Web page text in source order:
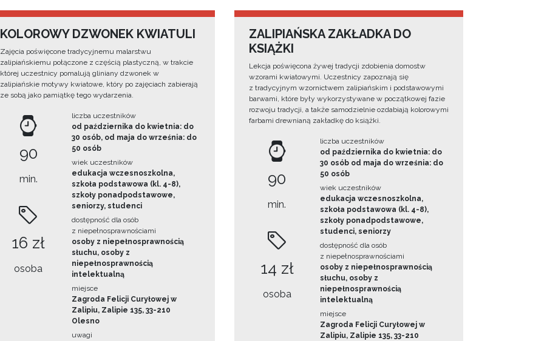
KOLOROWY DZWONEK KWIATULI
Zajęcia poświęcone tradycyjnemu malarstwu
zalipiańskiemu połączone z częścią plastyczną, w trakcie
której uczestnicy pomalują gliniany dzwonek w
zalipiańskie motywy kwiatowe, który po zajęciach zabierają
ze sobą jako pamiątkę tego wydarzenia.
90
min.
16 zł
osoba
liczba uczestników
od października do kwietnia: do
30 osób, od maja do września: do
50 osób
wiek uczestników
edukacja wczesnoszkolna,
szkoła podstawowa (kl. 4-8),
szkoły ponadpodstawowe,
seniorzy, studenci
dostępność dla osób
z niepełnosprawnościami
osoby z niepełnosprawnością
słuchu, osoby z
niepełnosprawnością
intelektualną
miejsce
Zagroda Felicji Curyłowej w
Zalipiu, Zalipie 135, 33-210
Olesno
uwagi
ZALIPIAŃSKA ZAKŁADKA DO
KSIĄŻKI
Lekcja poświęcona żywej tradycji zdobienia domostw
wzorami kwiatowymi. Uczestnicy zapoznają się
z tradycyjnym wzornictwem zalipiańskim i podstawowymi
barwami, które były wykorzystywane w początkowej fazie
rozwoju tradycji, a także samodzielnie ozdabiają kolorowymi
farbami drewnianą zakładkę do książki.
90
min.
14 zł
osoba
liczba uczestników
od października do kwietnia: do
30 osób od maja do września: do
50 osób
wiek uczestników
edukacja wczesnoszkolna,
szkoła podstawowa (kl. 4-8),
szkoły ponadpodstawowe,
studenci, seniorzy
dostępność dla osób
z niepełnosprawnościami
osoby z niepełnosprawnością
słuchu, osoby z
niepełnosprawnością
intelektualną
miejsce
Zagroda Felicji Curyłowej w
Zalipiu, Zalipie 135, 33-210